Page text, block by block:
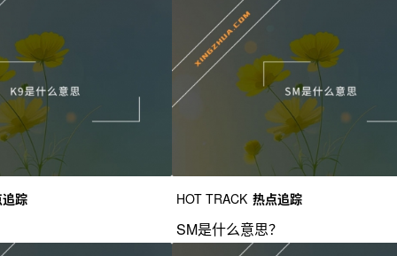
踪 HOT TRACK 热点追踪
SM是什么意思？